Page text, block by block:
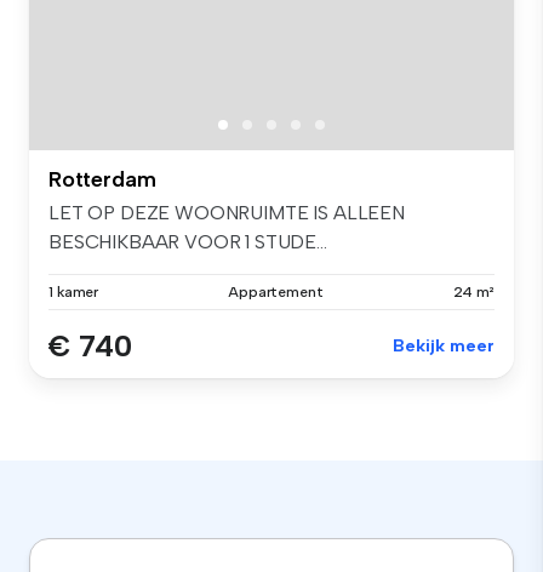
Rotterdam
LET OP DEZE WOONRUIMTE IS ALLEEN
BESCHIKBAAR VOOR 1 STUDE...
1 kamer Appartement 24 m²
€ 740 Bekijk meer